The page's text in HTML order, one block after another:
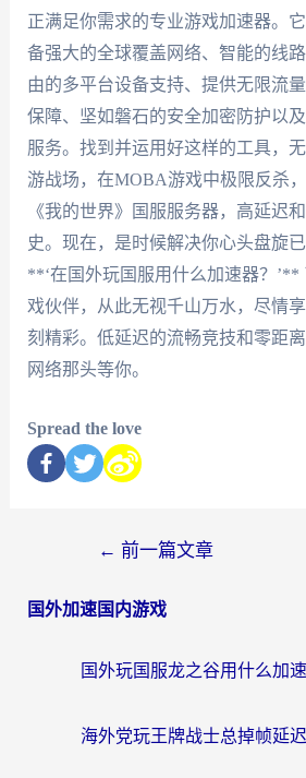
正满足你需求的专业游戏加速器。
备强大的全球覆盖网络、智能的线
由的多平台设备支持、提供无限流
保障、坚如磐石的安全加密防护以
服务。找到并运用好这样的工具，
游战场，在MOBA游戏中极限反杀
《我的世界》国服服务器，高延迟
史。现在，是时候解决你心头盘旋
**‘在国外玩国服用什么加速器？
戏伙伴，从此无视千山万水，尽情
刻精彩。低延迟的流畅竞技和零距
网络那头等你。
Spread the love
← 前一篇文章
国外加速国内游戏